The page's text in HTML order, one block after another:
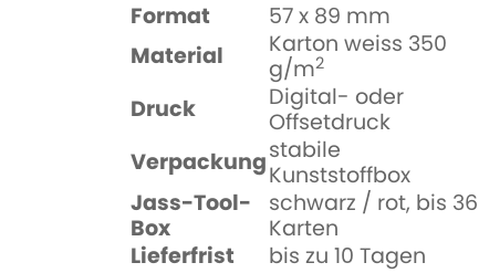
Format
57 x 89 mm
Material
Karton weiss 350
g/m2
Druck
Digital- oder
Offsetdruck
Verpackungstabile
Kunststoffbox
Jass-Tool-
Box
schwarz / rot, bis 36
Karten
Lieferfrist
bis zu 10 Tagen